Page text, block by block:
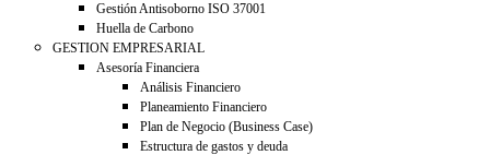
Gestión Antisoborno ISO 37001
Huella de Carbono
GESTION EMPRESARIAL
Asesoría Financiera
Análisis Financiero
Planeamiento Financiero
Plan de Negocio (Business Case)
Estructura de gastos y deuda